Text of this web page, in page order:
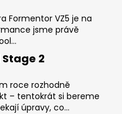
Formentor VZ5 je na
jsme právě
Stage 2
roce rozhodně
– tentokrát si bereme
úpravy, co...